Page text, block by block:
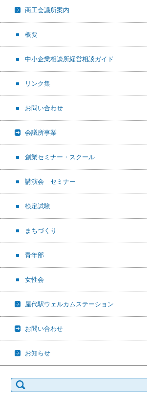
商工会議所案内
概要
中小企業相談所経営相談ガイド
リンク集
お問い合わせ
会議所事業
創業セミナー・スクール
講演会 セミナー
検定試験
まちづくり
青年部
女性会
屋代駅ウェルカムステーション
お問い合わせ
お知らせ
索: